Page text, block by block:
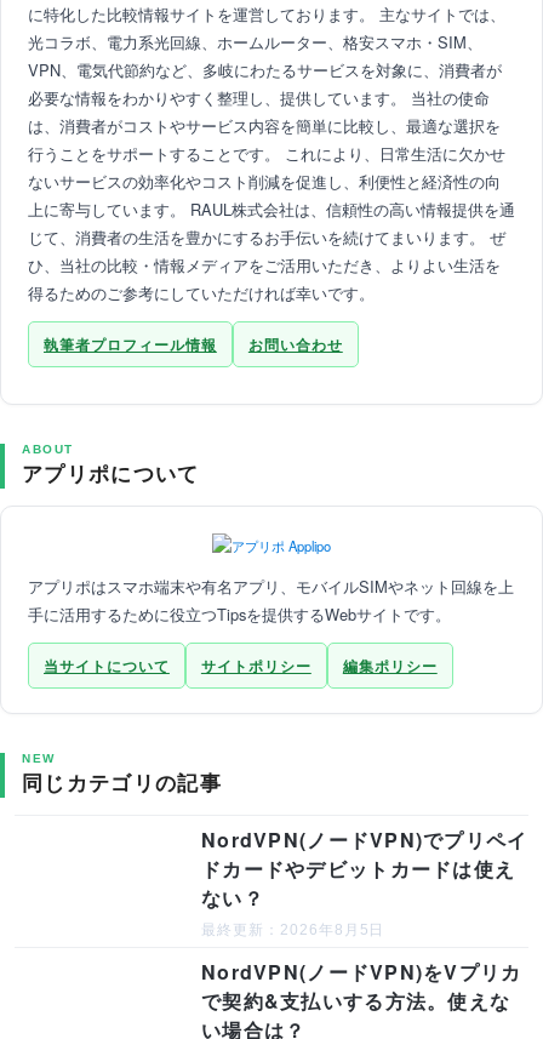
に特化した比較情報サイトを運営しております。 主なサイトでは、
光コラボ、電力系光回線、ホームルーター、格安スマホ・SIM、
VPN、電気代節約など、多岐にわたるサービスを対象に、消費者が
必要な情報をわかりやすく整理し、提供しています。 当社の使命
は、消費者がコストやサービス内容を簡単に比較し、最適な選択を
行うことをサポートすることです。 これにより、日常生活に欠かせ
ないサービスの効率化やコスト削減を促進し、利便性と経済性の向
上に寄与しています。 RAUL株式会社は、信頼性の高い情報提供を通
じて、消費者の生活を豊かにするお手伝いを続けてまいります。 ぜ
ひ、当社の比較・情報メディアをご活用いただき、よりよい生活を
得るためのご参考にしていただければ幸いです。
執筆者プロフィール情報 お問い合わせ
ABOUT
アプリポについて
アプリポはスマホ端末や有名アプリ、モバイルSIMやネット回線を上
手に活用するために役立つTipsを提供するWebサイトです。
当サイトについて サイトポリシー 編集ポリシー
NEW
同じカテゴリの記事
NordVPN(ノードVPN)でプリペイ
ドカードやデビットカードは使え
ない？
最終更新：2026年8月5日
NordVPN(ノードVPN)をVプリカ
で契約&支払いする方法。使えな
い場合は？